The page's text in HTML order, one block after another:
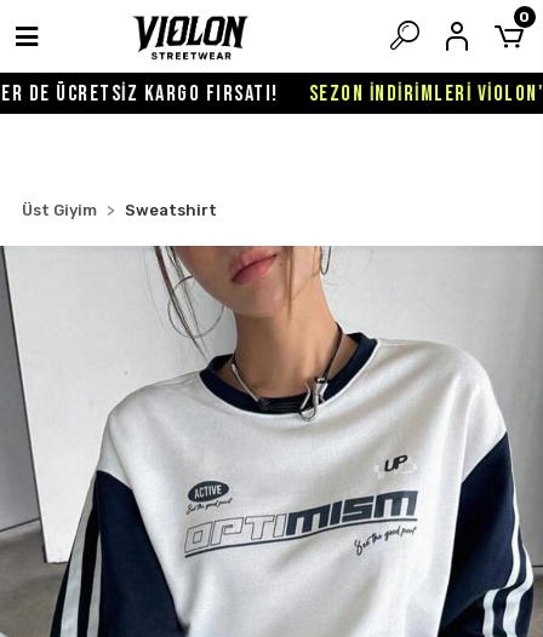
ÜCRETSİZ KARGO FIRSATI! SEZON İNDİRİMLERİ
0
Üst Giyim Sweatshirt